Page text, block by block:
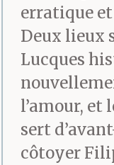
erratique
Deux lieux
Lucques
l’amour, et
sert
côtoyer